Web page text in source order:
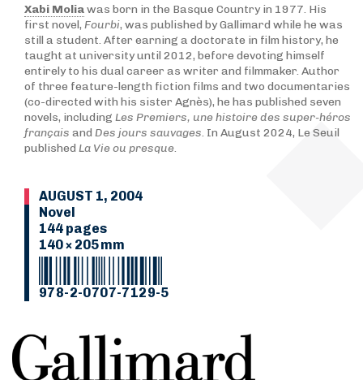
Xabi Moliawas born in the Basque Country in 1977. His
first novel, Fourbi, was published by Gallimard while he was
still a student. After earning a doctorate in film history, he
taught at university until 2012, before devoting himself
entirely to his dual career as writer and filmmaker. Author
of three feature-length fiction films and two documentaries
(co-directed with his sister Agnès), he has published seven
novels, including Les Premiers, une histoire des super-héros
français and Des jours sauvages. In August 2024, Le Seuil
published La Vie ou presque.
AUGUST 1, 2004
Novel
144 pages
140 × 205 mm
978-2-0707-7129-5